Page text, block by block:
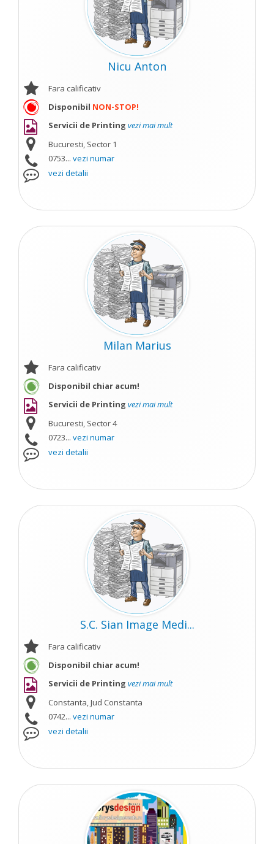
Nicu Anton
Fara calificativ
Disponibil NON-STOP!
Servicii de Printing vezi mai mult
Bucuresti, Sector 1
0753... vezi numar
vezi detalii
Milan Marius
Fara calificativ
Disponibil chiar acum!
Servicii de Printing vezi mai mult
Bucuresti, Sector 4
0723... vezi numar
vezi detalii
S.C. Sian Image Medi...
Fara calificativ
Disponibil chiar acum!
Servicii de Printing vezi mai mult
Constanta, Jud Constanta
0742... vezi numar
vezi detalii